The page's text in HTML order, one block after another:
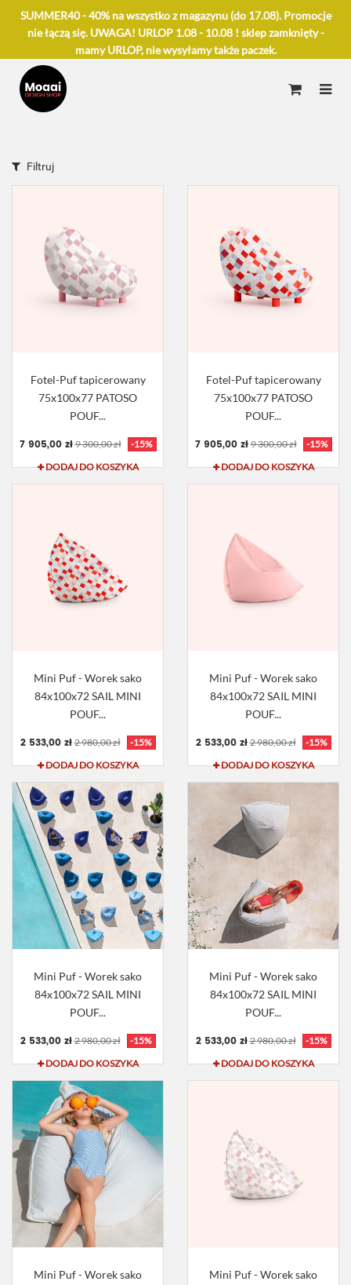
SUMMER40 - 40% na wszystko z magazynu (do 17.08). Promocje
nie łączą się. UWAGA! URLOP 1.08 - 10.08 ! sklep zamknięty -
mamy URLOP, nie wysyłamy także paczek.
Filtruj
Fotel-Puf tapicerowany
75x100x77 PATOSO
POUF...
7 905,00 zł 9 300,00 zł
-15%
DODAJ DO KOSZYKA
Fotel-Puf tapicerowany
75x100x77 PATOSO
POUF...
7 905,00 zł 9 300,00 zł
-15%
DODAJ DO KOSZYKA
Mini Puf - Worek sako
84x100x72 SAIL MINI
POUF...
2 533,00 zł 2 980,00 zł
-15%
DODAJ DO KOSZYKA
Mini Puf - Worek sako
84x100x72 SAIL MINI
POUF...
2 533,00 zł 2 980,00 zł
-15%
DODAJ DO KOSZYKA
Mini Puf - Worek sako
84x100x72 SAIL MINI
POUF...
2 533,00 zł 2 980,00 zł
-15%
DODAJ DO KOSZYKA
Mini Puf - Worek sako
84x100x72 SAIL MINI
POUF...
2 533,00 zł 2 980,00 zł
-15%
DODAJ DO KOSZYKA
Mini Puf - Worek sako
Mini Puf - Worek sako